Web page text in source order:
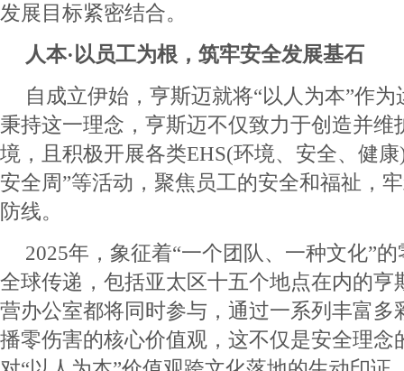
发展目标紧密结合。
人本·以员工为根，筑牢安全发展基石
自成立伊始，亨斯迈就将“以人为本”作
秉持这一理念，亨斯迈不仅致力于创造并维
境，且积极开展各类EHS(环境、安全、健
安全周”等活动，聚焦员工的安全和福祉，
防线。
2025年，象征着“一个团队、一种文化”
全球传递，包括亚太区十五个地点在内的亨
营办公室都将同时参与，通过一系列丰富多
播零伤害的核心价值观，这不仅是安全理念